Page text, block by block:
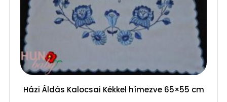
Házi Áldás Kalocsai Kékkel hímezve 65×55 cm